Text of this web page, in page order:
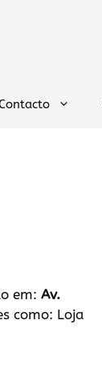
em: Av.
como: Loja